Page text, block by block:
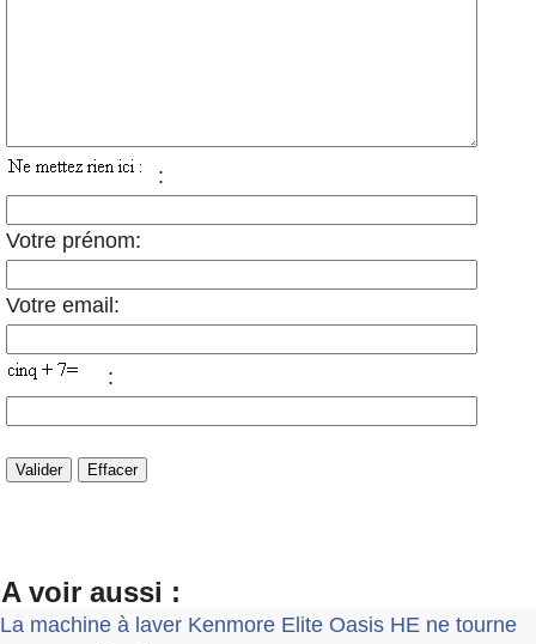
:
Votre prénom:
Votre email:
:
A voir aussi :
La machine à laver Kenmore Elite Oasis HE ne tourne